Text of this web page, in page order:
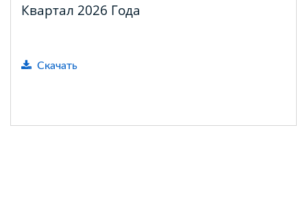
Квартал 2026 Года
Скачать